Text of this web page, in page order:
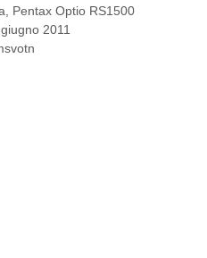
Pentax Optio RS1500
2011